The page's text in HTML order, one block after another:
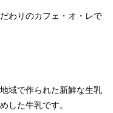
わりのカフェ・オ・レで
域で作られた新鮮な生乳
した牛乳です。